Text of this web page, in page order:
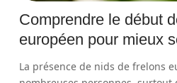
Comprendre le début
européen pour mieux
La présence de nids de frelons